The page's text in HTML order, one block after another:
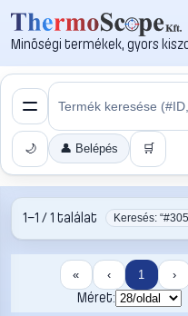
Minőségi termékek, gyors
🌙 👤 Belépés 🛒
1–1 / 1 találat Keresés:
« ‹ 1 ›
Méret: